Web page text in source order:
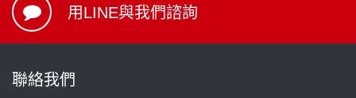
用LINE與我們諮詢
聯絡我們